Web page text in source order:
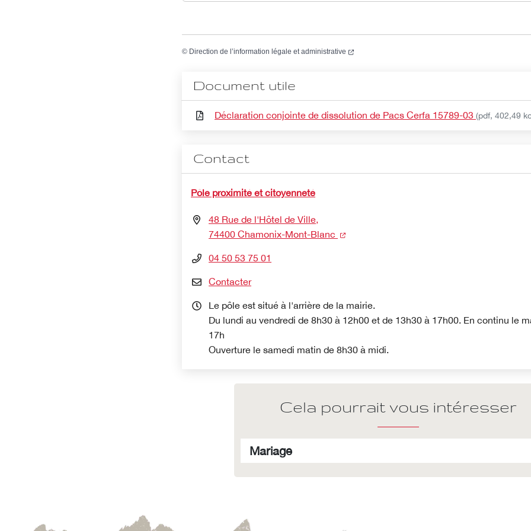
© Direction de l’information légale et administrative (nouvelle fenêtre)
Document utile
Déclaration conjointe de dissolution de Pacs Cerfa 15789-03 (pdf, 402,49
Contact
Pôle proximité et citoyenneté
48 Rue de l'Hôtel de Ville,
74400 Chamonix-Mont-Blanc
(nouvelle fenêtre)
04 50 53 75 01
Contacter
Le pôle est situé à l'arrière de la mairie.
Du lundi au vendredi de 8h30 à 12h00 et de 13h30 à 17h00. En continu le
17h
Ouverture le samedi matin de 8h30 à midi.
Cela pourrait vous intéresser
Mariage